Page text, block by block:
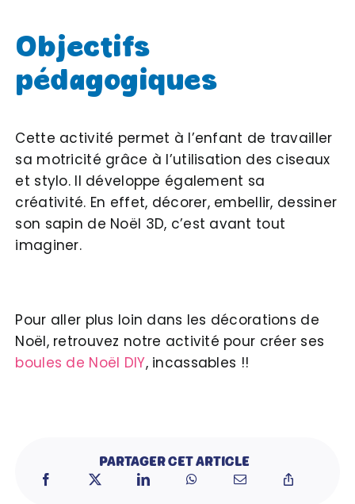
Objectifs
pédagogiques
Cette activité permet à l’enfant de travailler
sa motricité grâce à l’utilisation des ciseaux
et stylo. Il développe également sa
créativité. En effet, décorer, embellir, dessiner
son sapin de Noël 3D, c’est avant tout
imaginer.
Pour aller plus loin dans les décorations de
Noël, retrouvez notre activité pour créer ses
boules de Noël DIY, incassables !!
PARTAGER CET ARTICLE